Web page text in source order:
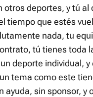
otros deportes, y tú al
tiempo que estés
nada, tu
tú tienes toda
deporte individual,
tema como este
ayuda, sin sponsor, y